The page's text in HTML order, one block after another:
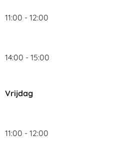
11:00 - 12:00
14:00 - 15:00
Vrijdag
11:00 - 12:00